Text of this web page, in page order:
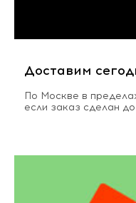
Доставим
По Москве в
если заказ сделан